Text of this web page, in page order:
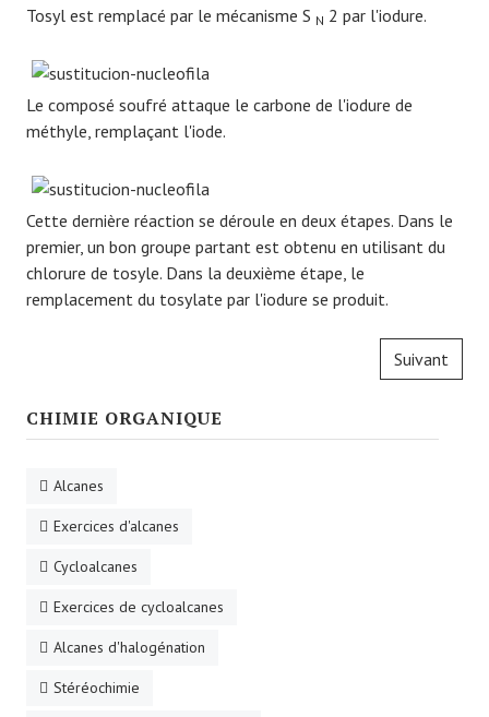
Tosyl est remplacé par le mécanisme S N 2 par l'iodure.
Le composé soufré attaque le carbone de l'iodure de
méthyle, remplaçant l'iode.
Cette dernière réaction se déroule en deux étapes. Dans le
premier, un bon groupe partant est obtenu en utilisant du
chlorure de tosyle. Dans la deuxième étape, le
remplacement du tosylate par l'iodure se produit.
Suivant
CHIMIE ORGANIQUE
Alcanes
Exercices d'alcanes
Cycloalcanes
Exercices de cycloalcanes
Alcanes d'halogénation
Stéréochimie